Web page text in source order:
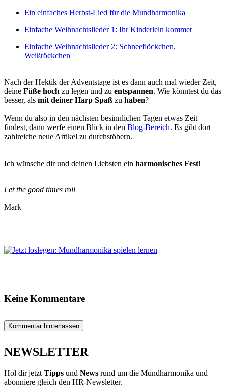
Ein einfaches Herbst-Lied für die Mundharmonika
Einfache Weihnachtslieder 1: Ihr Kinderlein kommet
Einfache Weihnachtslieder 2: Schneeflöckchen,
Weißröckchen
Nach der Hektik der Adventstage ist es dann auch mal wieder Zeit,
deine Füße hoch zu legen und zu entspannen. Wie könntest du das
besser, als mit deiner Harp Spaß zu haben?
Wenn du also in den nächsten besinnlichen Tagen etwas Zeit
findest, dann werfe einen Blick in den Blog-Bereich. Es gibt dort
zahlreiche neue Artikel zu durchstöbern.
Ich wünsche dir und deinen Liebsten ein harmonisches Fest!
Let the good times roll
Mark
Keine Kommentare
Kommentar hinterlassen
NEWSLETTER
Hol dir jetzt Tipps und News rund um die Mundharmonika und
abonniere gleich den HR-Newsletter.